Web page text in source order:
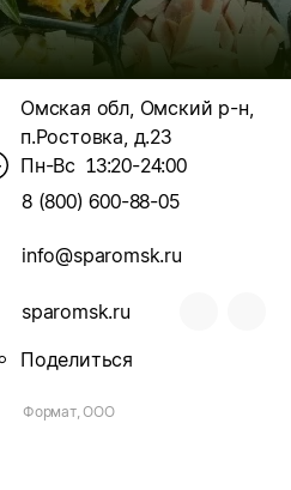
Омская обл, Омский р-н,
п.Ростовка, д.23
Пн-Вс 13:20-24:00
8 (800) 600-88-05
info@sparomsk.ru
sparomsk.ru
Поделиться
Формат, ООО